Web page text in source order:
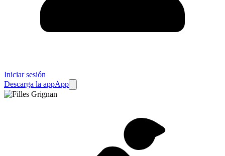
Iniciar sesión
Descarga la appApp